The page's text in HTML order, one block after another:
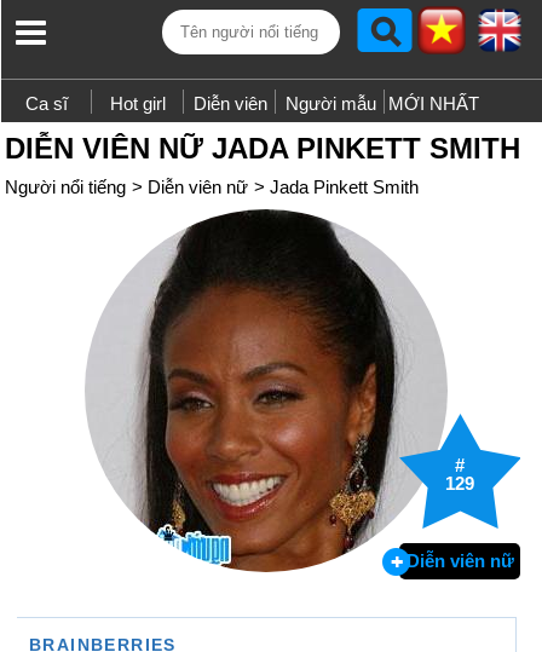
Ca sĩ Hot girl Diễn viên Người mẫu MỚI NHẤT
DIỄN VIÊN NỮ JADA PINKETT SMITH
Người nổi tiếng > Diễn viên nữ > Jada Pinkett Smith
#
129
Diễn viên nữ